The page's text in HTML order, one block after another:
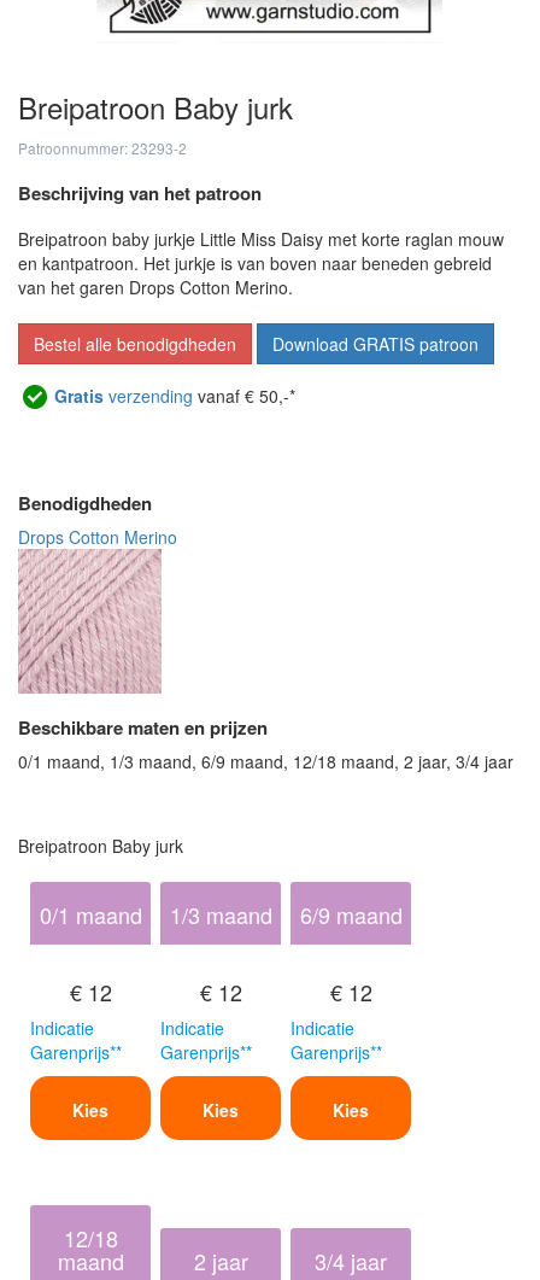
Breipatroon Baby jurk
Patroonnummer: 23293-2
Beschrijving van het patroon
Breipatroon baby jurkje Little Miss Daisy met korte raglan mouw
en kantpatroon. Het jurkje is van boven naar beneden gebreid
van het garen Drops Cotton Merino.
Bestel alle benodigdheden Download GRATIS patroon
Gratis verzending vanaf € 50,-*
Benodigdheden
Drops Cotton Merino
Beschikbare maten en prijzen
0/1 maand, 1/3 maand, 6/9 maand, 12/18 maand, 2 jaar, 3/4 jaar
Breipatroon Baby jurk
0/1 maand
€ 12
Indicatie
Garenprijs**
Kies
1/3 maand
€ 12
Indicatie
Garenprijs**
Kies
6/9 maand
€ 12
Indicatie
Garenprijs**
Kies
12/18
maand 2 jaar 3/4 jaar